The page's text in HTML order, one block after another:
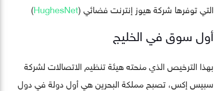
التي توفرها شركة هيوز إنترنت فضائي (HughesNet
)
أول سوق في الخليج
بهذا الترخيص الذي منحته هيئة تنظيم الاتصالات لشركة
سبيس إكس، تصبح مملكة البحرين هي أول دولة في دول